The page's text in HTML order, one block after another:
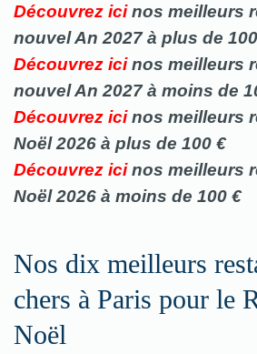
Découvrez icinos meilleurs
nouvel An 2027 à plus de
Découvrez icinos meilleurs
nouvel An 2027 à moins de
Découvrez icinos meilleurs
Noël 2026 à plus de 100 €
Découvrez icinos meilleurs
Noël 2026 à moins de 100 €
Nos dix meilleurs
chers à Paris pour le
Noël